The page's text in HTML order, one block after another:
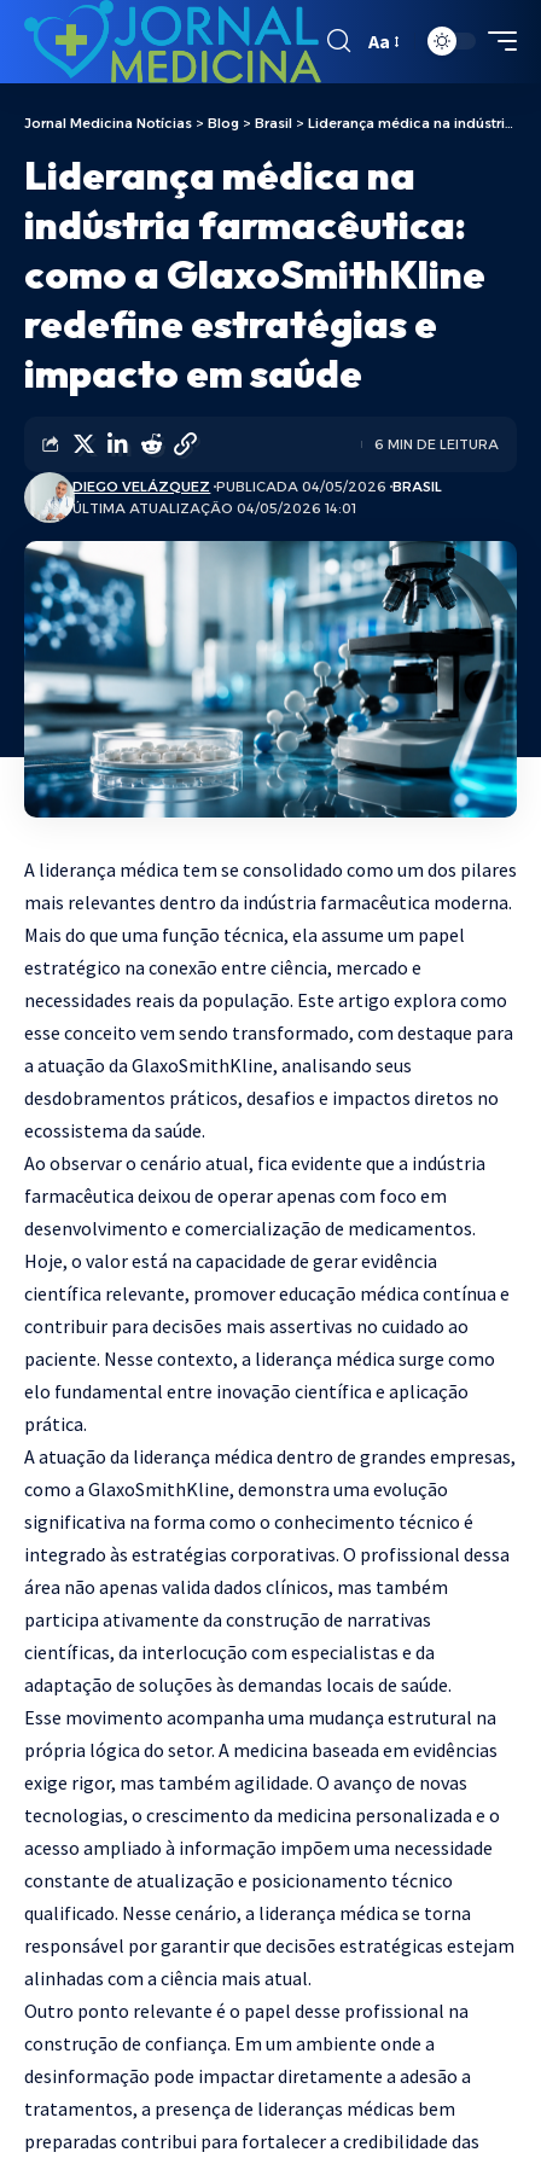
Aa
Jornal Medicina Notícias > Blog > Brasil > Liderança médica na indústria farmacêutica: como a GlaxoSmithKline redefine estratégias e impacto em saúde
Liderança médica na
indústria farmacêutica:
como a GlaxoSmithKline
redefine estratégias e
impacto em saúde
ÚLTIMA ATUALIZAÇÃO 04/05/2026 14:01
DIEGO VELÁZQUEZ PUBLICADA 04/05/2026 BRASIL
6 MIN DE LEITURA
A liderança médica tem se consolidado como um dos pilares
mais relevantes dentro da indústria farmacêutica moderna.
Mais do que uma função técnica, ela assume um papel
estratégico na conexão entre ciência, mercado e
necessidades reais da população. Este artigo explora como
esse conceito vem sendo transformado, com destaque para
a atuação da GlaxoSmithKline, analisando seus
desdobramentos práticos, desafios e impactos diretos no
ecossistema da saúde.
Ao observar o cenário atual, fica evidente que a indústria
farmacêutica deixou de operar apenas com foco em
desenvolvimento e comercialização de medicamentos.
Hoje, o valor está na capacidade de gerar evidência
científica relevante, promover educação médica contínua e
contribuir para decisões mais assertivas no cuidado ao
paciente. Nesse contexto, a liderança médica surge como
elo fundamental entre inovação científica e aplicação
prática.
A atuação da liderança médica dentro de grandes empresas,
como a GlaxoSmithKline, demonstra uma evolução
significativa na forma como o conhecimento técnico é
integrado às estratégias corporativas. O profissional dessa
área não apenas valida dados clínicos, mas também
participa ativamente da construção de narrativas
científicas, da interlocução com especialistas e da
adaptação de soluções às demandas locais de saúde.
Esse movimento acompanha uma mudança estrutural na
própria lógica do setor. A medicina baseada em evidências
exige rigor, mas também agilidade. O avanço de novas
tecnologias, o crescimento da medicina personalizada e o
acesso ampliado à informação impõem uma necessidade
constante de atualização e posicionamento técnico
qualificado. Nesse cenário, a liderança médica se torna
responsável por garantir que decisões estratégicas estejam
alinhadas com a ciência mais atual.
Outro ponto relevante é o papel desse profissional na
construção de confiança. Em um ambiente onde a
desinformação pode impactar diretamente a adesão a
tratamentos, a presença de lideranças médicas bem
preparadas contribui para fortalecer a credibilidade das